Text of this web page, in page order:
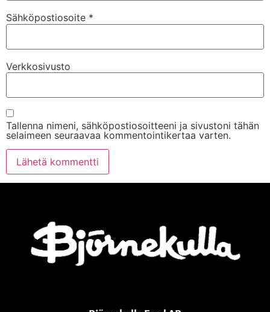
Sähköpostiosoite *
Verkkosivusto
Tallenna nimeni, sähköpostiosoitteeni ja sivustoni tähän
selaimeen seuraavaa kommentointikertaa varten.